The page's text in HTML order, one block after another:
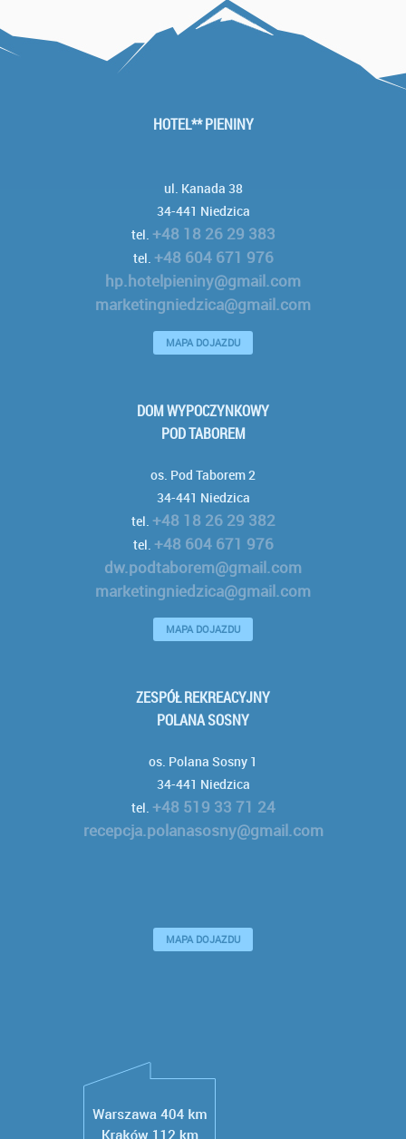
HOTEL** PIENINY
ul. Kanada 38
34-441 Niedzica
tel. +48 18 26 29 383
tel. +48 604 671 976
hp.hotelpieniny@gmail.com
marketingniedzica@gmail.com
MAPA DOJAZDU
DOM WYPOCZYNKOWY
POD TABOREM
os. Pod Taborem 2
34-441 Niedzica
tel. +48 18 26 29 382
tel. +48 604 671 976
dw.podtaborem@gmail.com
marketingniedzica@gmail.com
MAPA DOJAZDU
ZESPÓŁ REKREACYJNY
POLANA SOSNY
os. Polana Sosny 1
34-441 Niedzica
tel. +48 519 33 71 24
recepcja.polanasosny@gmail.com
MAPA DOJAZDU